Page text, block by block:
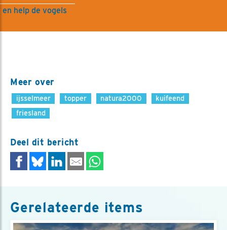
help de vogels
Meer over
ijsselmeer topper natura2000
kuifeend
friesland
Deel dit bericht
Gerelateerde items